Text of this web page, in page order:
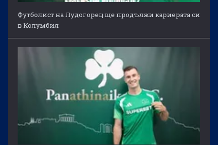
Футболист на Лудогорец ще продължи кариерата си
в Колумбия